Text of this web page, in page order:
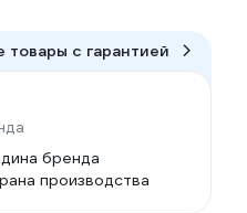
товары c гарантией
бренда
производства